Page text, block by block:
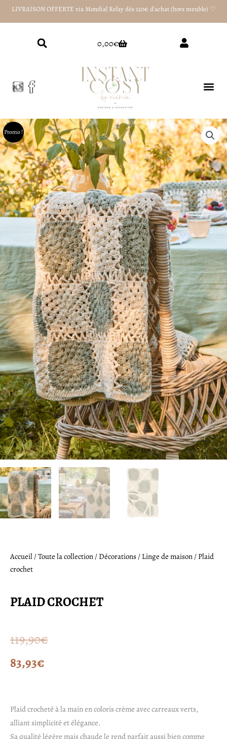
AllerLIVRAISON OFFERTE via Mondial Relay dés 120€ d'achat (hors meuble) ♡
0,00€Panier
Promo !
Accueil/Toute la collection/ Décorations/ Linge de maison/ Plaid
crochet
PLAID CROCHET
119,90€
Le
prix
était :
119,90€.
83,93€
Le
prix
est :
83,93€.
Plaid crocheté à la main en coloris crème avec carreaux verts,
alliant simplicité et élégance.
Sa qualité légère mais chaude le rend parfait aussi bien comme